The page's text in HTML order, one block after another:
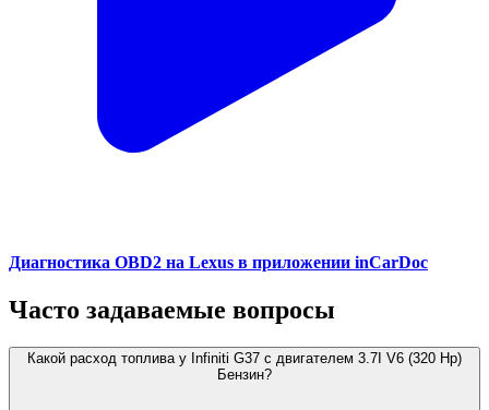
Диагностика OBD2 на Lexus в приложении inCarDoc
Часто задаваемые вопросы
Какой расход топлива у Infiniti G37 с двигателем 3.7I V6 (320 Hp)
Бензин?